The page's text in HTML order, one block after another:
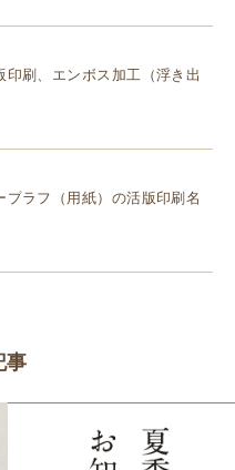
印刷、エンボス加工（浮き出
プラフ（用紙）の活版印刷名
事